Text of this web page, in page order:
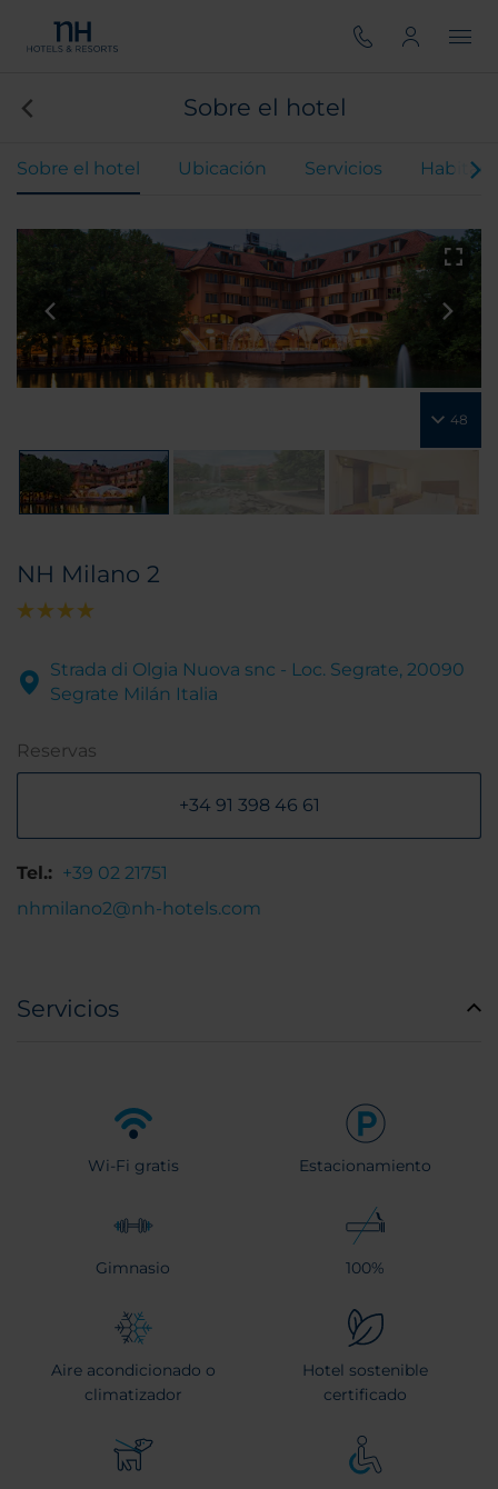
Sobre el hotel
Sobre el hotel Ubicación Servicios
48
NH Milano 2
Strada di Olgia Nuova snc - Loc. Segrate, 20090
Segrate Milán Italia
Reservas
+34 91 398 46 61
Tel.: +39 02 21751
nhmilano2@nh-hotels.com
Servicios
Wi-Fi gratis Estacionamiento
Gimnasio 100%
Aire acondicionado o
climatizador
Hotel sostenible
certificado